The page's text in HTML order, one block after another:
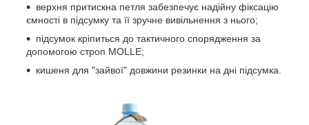
верхня притискна петля забезпечує надійну фіксацію
ємності в підсумку та її зручне вивільнення з нього;
підсумок кріпиться до тактичного спорядження за
допомогою строп MOLLE;
кишеня для "зайвої" довжини резинки на дні підсумка.